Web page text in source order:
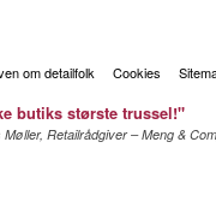
om detailfolk Cookies
butiks største trussel!"
Retailrådgiver – Meng &